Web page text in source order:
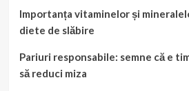
Importanța vitaminelor și
diete de slăbire
Pariuri responsabile: semne că e
să reduci miza